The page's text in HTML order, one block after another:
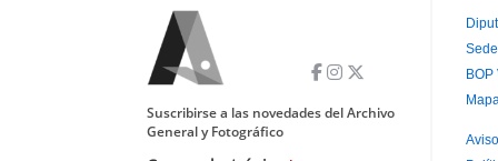
Suscribirse a las novedades del Archivo
General y Fotográfico
BOP